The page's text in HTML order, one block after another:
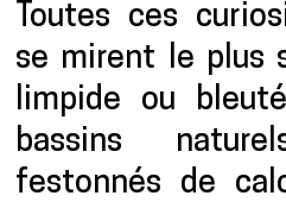
Toutes ces
se mirent le plus
limpide ou
bassins
festonnés de